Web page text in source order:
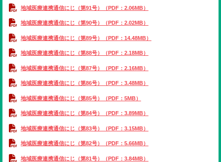
地域医療連携通信にじ（第91号）（PDF：2.06MB）
地域医療連携通信にじ（第90号）（PDF：2.02MB）
地域医療連携通信にじ（第89号）（PDF：14.48MB）
地域医療連携通信にじ（第88号）（PDF：2.18MB）
地域医療連携通信にじ（第87号）（PDF：2.16MB）
地域医療連携通信にじ（第86号）（PDF：3.48MB）
地域医療連携通信にじ（第85号）（PDF：5MB）
地域医療連携通信にじ（第84号）（PDF：3.89MB）
地域医療連携通信にじ（第83号）（PDF：3.15MB）
地域医療連携通信にじ（第82号）（PDF：5.66MB）
地域医療連携通信にじ（第81号）（PDF：3.84MB）